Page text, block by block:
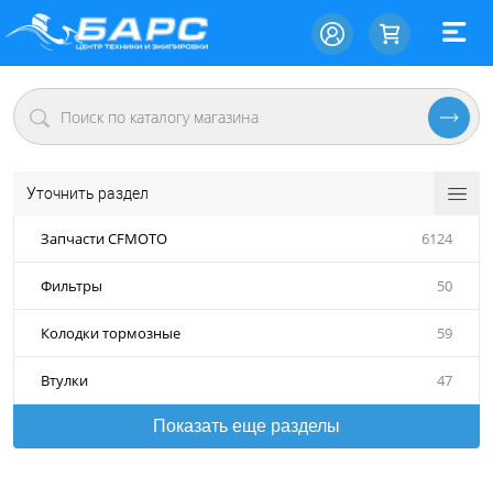
Уточнить раздел
Запчасти CFMOTO 6124
Фильтры 50
Колодки тормозные 59
Втулки 47
Показать еще разделы